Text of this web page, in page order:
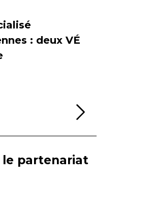
: deux VÉ
le partenariat